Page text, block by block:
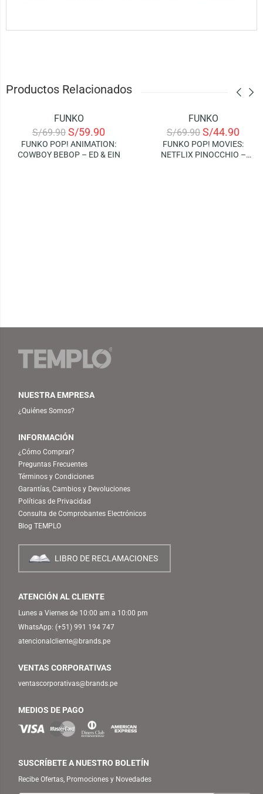
Productos Relacionados
FUNKO
S/69.90 S/59.90
FUNKO POP! ANIMATION:
COWBOY BEBOP – ED & EIN
FUNKO
S/69.90 S/44.90
FUNKO POP! MOVIES:
NETFLIX PINOCCHIO –
NUESTRA EMPRESA
¿Quiénes Somos?
INFORMACIÓN
¿Cómo Comprar?
Preguntas Frecuentes
Términos y Condiciones
Garantías, Cambios y Devoluciones
Políticas de Privacidad
Consulta de Comprobantes Electrónicos
Blog TEMPLO
LIBRO DE RECLAMACIONES
ATENCIÓN AL CLIENTE
Lunes a Viernes de 10:00 am a 10:00 pm
WhatsApp: (+51) 991 194 747
atencionalcliente@brands.pe
VENTAS CORPORATIVAS
ventascorporativas@brands.pe
MEDIOS DE PAGO
SUSCRÍBETE A NUESTRO BOLETÍN
Recibe Ofertas, Promociones y Novedades